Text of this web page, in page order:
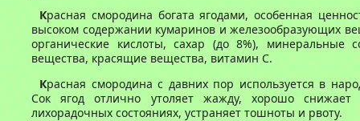
Красная смородина богата ягодами, особенная
высоком содержании кумаринов и железообразующих
органические кислоты, сахар (до 8%), минеральные
вещества, красящие вещества, витамин С.
Красная смородина с давних пор используется в
Сок ягод отлично утоляет жажду, хорошо
лихорадочных состояниях, устраняет тошноты и рвоту.